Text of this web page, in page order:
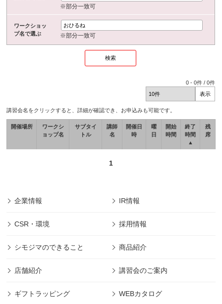
※部分一致可
ワークショッ
プ名で選ぶ
※部分一致可
0 -0件 /0件
講習会名をクリックすると、詳細が確認でき、お申込みも可能です。
開催場所
ワークシ
ョップ名
サブタイ
トル
講師
名
開催日
時
曜
日
開始
時間
終了
時間
▲
残
席
1
企業情報 IR情報
CSR・環境 採用情報
シモジマのできること 商品紹介
店舗紹介 講習会のご案内
ギフトラッピング WEBカタログ